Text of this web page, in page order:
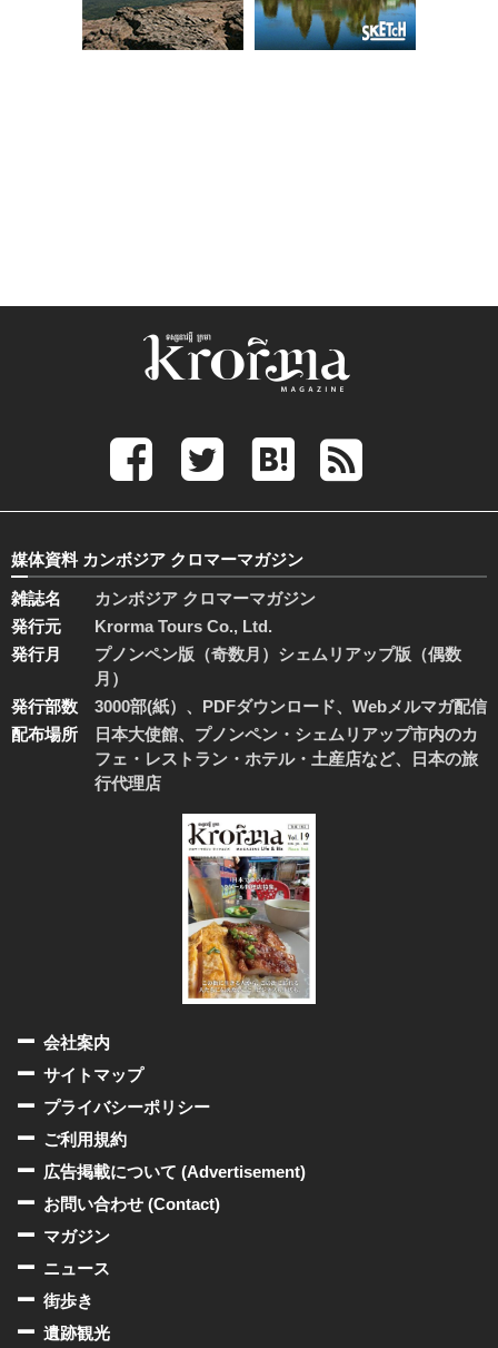
媒体資料 カンボジア クロマーマガジン
雑誌名
カンボジア クロマーマガジン
発行元
Krorma Tours Co., Ltd.
発行月
プノンペン版（奇数月）シェムリアップ版（偶数
月）
発行部数
3000部(紙）、PDFダウンロード、Webメルマガ配信
配布場所
日本大使館、プノンペン・シェムリアップ市内のカ
フェ・レストラン・ホテル・土産店など、日本の旅
行代理店
会社案内
サイトマップ
プライバシーポリシー
ご利用規約
広告掲載について (Advertisement)
お問い合わせ (Contact)
マガジン
ニュース
街歩き
遺跡観光